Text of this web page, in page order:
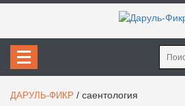
Найти:
ДАРУЛЬ-ФИКР / саентология